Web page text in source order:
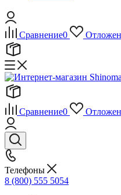
Сравнение0
Сравнение0
Телефоны
8 (800) 555 5054